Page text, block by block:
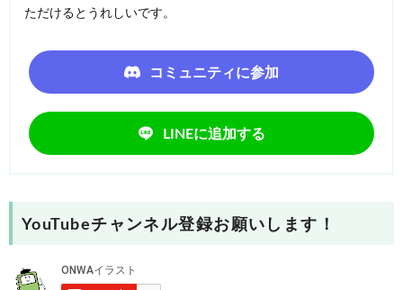
ただけるとうれしいです。
コミュニティに参加
LINEに追加する
YouTubeチャンネル登録お願いします！